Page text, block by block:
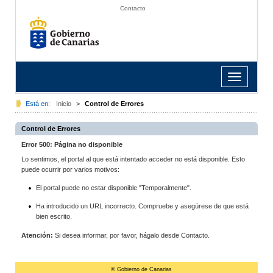
Contacto
Toggle
navigation
Está en: Inicio > Control de Errores
Control de Errores
Error 500: Página no disponible
Lo sentimos, el portal al que está intentado acceder no está disponible. Esto
puede ocurrir por varios motivos:
El portal puede no estar disponible "Temporalmente".
Ha introducido un URL incorrecto. Compruebe y asegúrese de que está
bien escrito.
Atención: Si desea informar, por favor, hágalo desde Contacto.
© Gobierno de Canarias